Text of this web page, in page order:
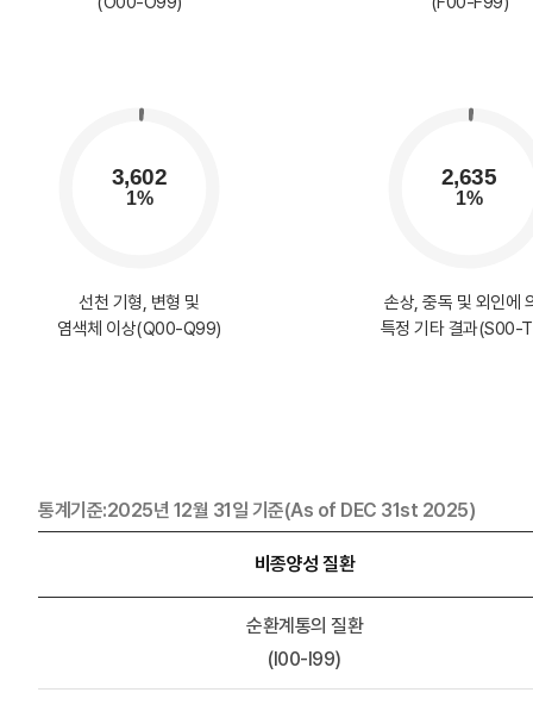
선천 기형, 변형 및
염색체 이상(Q00-Q99)
손상, 중독 및 외인에
특정 기타 결과(S00-
통계기준:2025년 12월 31일 기준(As of DEC 31st 2025)
비종양성 질환
순환계통의 질환
(I00-I99)